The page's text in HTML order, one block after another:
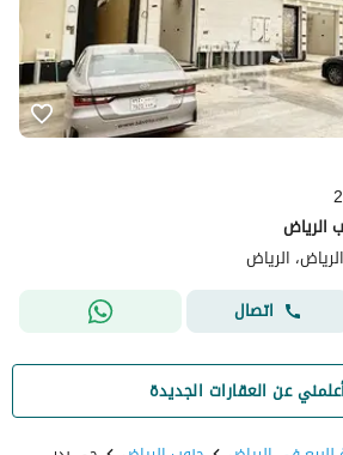
الرياض
اتصال
عن العقارات الجديدة